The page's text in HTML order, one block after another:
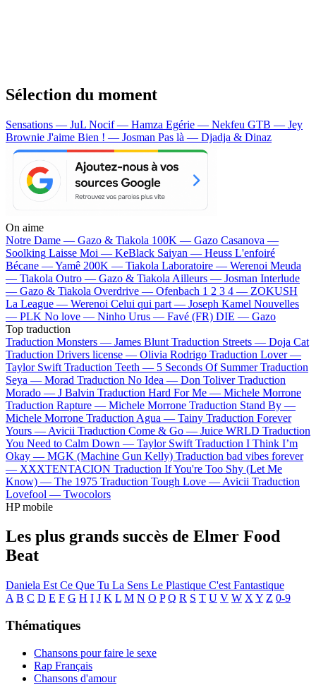
Sélection du moment
Sensations — JuL Nocif — Hamza Egérie — Nekfeu GTB — Jey
Brownie J'aime Bien ! — Josman Pas là — Djadja & Dinaz
On aime
Notre Dame — Gazo & Tiakola 100K — Gazo Casanova —
Soolking Laisse Moi — KeBlack Saiyan — Heuss L'enfoiré
Bécane —Yamê 200K — Tiakola Laboratoire — Werenoi Meuda
— Tiakola Outro — Gazo & Tiakola Ailleurs — Josman Interlude
— Gazo & Tiakola Overdrive — Ofenbach 1 2 3 4 — ZOKUSH
La League — Werenoi Celui qui part — Joseph Kamel Nouvelles
— PLK No love — Ninho Urus — Favé (FR) DIE — Gazo
Top traduction
Traduction Monsters — James Blunt Traduction Streets — Doja Cat
Traduction Drivers license — Olivia Rodrigo Traduction Lover —
Taylor Swift Traduction Teeth — 5 Seconds Of Summer Traduction
Seya — Morad Traduction No Idea — Don Toliver Traduction
Morado — J Balvin Traduction Hard For Me — Michele Morrone
Traduction Rapture — Michele Morrone Traduction Stand By —
Michele Morrone Traduction Agua — Tainy Traduction Forever
Yours — Avicii Traduction Come & Go — Juice WRLD Traduction
You Need to Calm Down — Taylor Swift Traduction I Think I’m
Okay — MGK (Machine Gun Kelly) Traduction bad vibes forever
— XXXTENTACION Traduction If You're Too Shy (Let Me
Know) — The 1975 Traduction Tough Love — Avicii Traduction
Lovefool — Twocolors
HP mobile
Les plus grands succès de Elmer Food
Beat
Daniela Est Ce Que Tu La Sens Le Plastique C'est Fantastique
A B C D E F G H I J K L M N O P Q R S T U V W X Y Z 0-9
Thématiques
Chansons pour faire le sexe
Rap Français
Chansons d'amour